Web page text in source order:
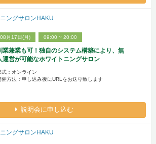
ングサロンHAKU
月17日(月) 09:00 ~ 20:00
業兼業も可！独自のシステム構築により、無
運営が可能なホワイトニングサロン
式：オンライン
催方法：申し込み後にURLをお送り致します
説明会に申し込む
ングサロンHAKU